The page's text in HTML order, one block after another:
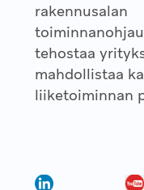
rakennusalan
tehostaa
mahdollistaa
liiketoiminnan